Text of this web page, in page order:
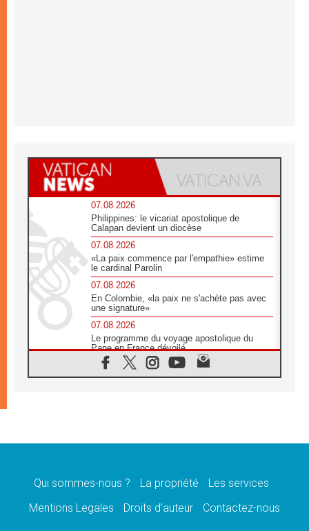
07.08.2026
Philippines: le vicariat apostolique de
Calapan devient un diocèse
07.08.2026
«La paix commence par l'empathie» estime
le cardinal Parolin
07.08.2026
En Colombie, «la paix ne s'achète pas avec
une signature»
07.08.2026
Le programme du voyage apostolique du
Pape en France dévoilé
07.08.2026
1ère Conférence continentale sur l'éducation
07.08.2026
07.08.2026
lancement des «dix jours de prière pour la
Qui sommes-nous ? La propriété
Les services
Mentions Legales
Droits d’auteur Contactez-nous